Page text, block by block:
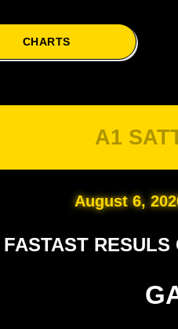
CHARTS
A1
August 6,
FASTAST RESULS